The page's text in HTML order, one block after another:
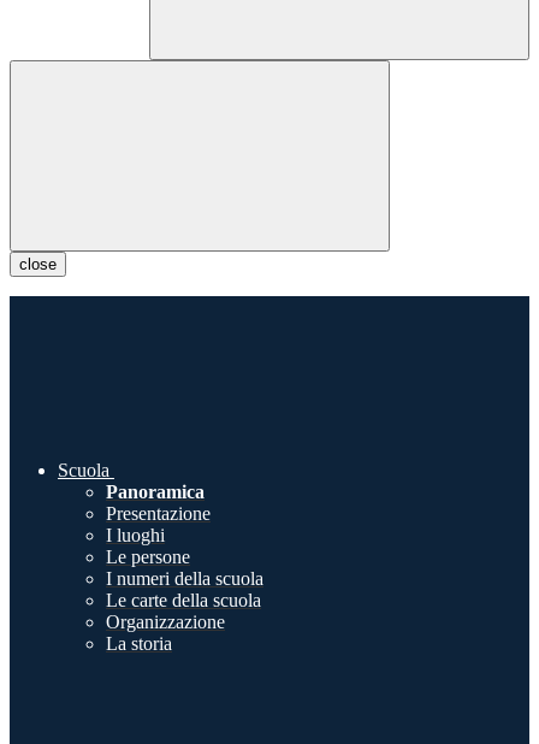
close
Scuola
Panoramica
Presentazione
I luoghi
Le persone
I numeri della scuola
Le carte della scuola
Organizzazione
La storia